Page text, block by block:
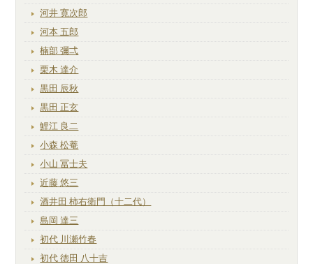
河井 寛次郎
河本 五郎
楠部 彌弌
栗木 達介
黒田 辰秋
黒田 正玄
鯉江 良二
小森 松菴
小山 冨士夫
近藤 悠三
酒井田 柿右衛門（十二代）
島岡 達三
初代 川瀬竹春
初代 徳田 八十吉